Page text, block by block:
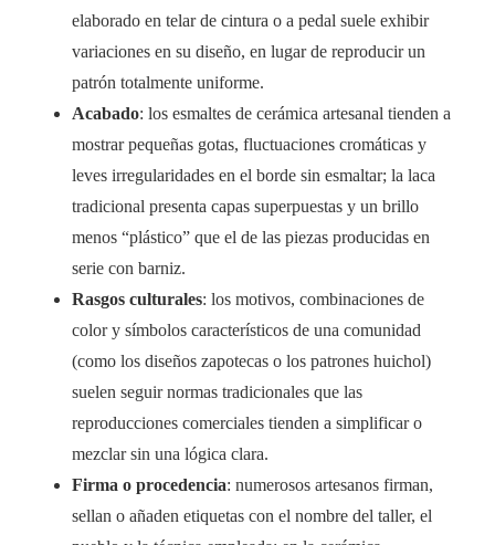
elaborado en telar de cintura o a pedal suele exhibir
variaciones en su diseño, en lugar de reproducir un
patrón totalmente uniforme.
Acabado: los esmaltes de cerámica artesanal tienden a
mostrar pequeñas gotas, fluctuaciones cromáticas y
leves irregularidades en el borde sin esmaltar; la laca
tradicional presenta capas superpuestas y un brillo
menos “plástico” que el de las piezas producidas en
serie con barniz.
Rasgos culturales: los motivos, combinaciones de
color y símbolos característicos de una comunidad
(como los diseños zapotecas o los patrones huichol)
suelen seguir normas tradicionales que las
reproducciones comerciales tienden a simplificar o
mezclar sin una lógica clara.
Firma o procedencia: numerosos artesanos firman,
sellan o añaden etiquetas con el nombre del taller, el